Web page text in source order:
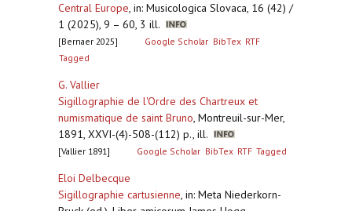
Central Europe, in: Musicologica Slovaca, 16 (42) /
1 (2025), 9 – 60, 3 ill.
[Bernaer 2025] Google Scholar BibTex RTF
Tagged
G. Vallier
Sigillographie de l'Ordre des Chartreux et
numismatique de saint Bruno, Montreuil-sur-Mer,
1891, XXVI-(4)-508-(112) p., ill.
[Vallier 1891] Google Scholar BibTex RTF Tagged
Eloi Delbecque
Sigillographie cartusienne, in: Meta Niederkorn-